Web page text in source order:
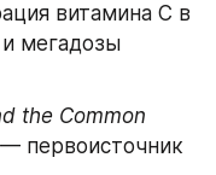
витамина C в
мегадозы
the Common
— первоисточник